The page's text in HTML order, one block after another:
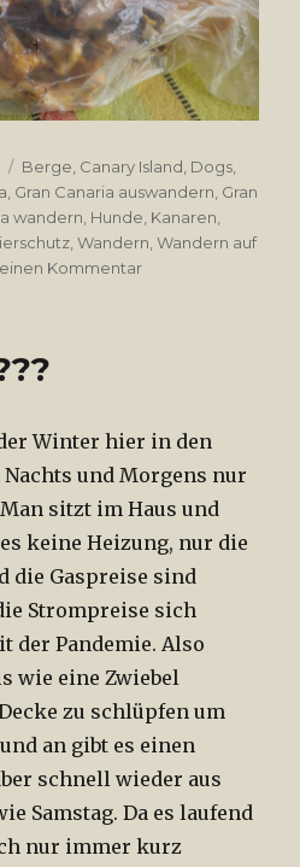
Tags
Berge Canary Island Dogs
Gran Canaria auswandern Gran
wandern Hunde Kanaren
,Wandern ,Wandern auf
Kommentar
Winter hier in den
und Morgens nur
Man sitzt im Haus und
keine Heizung, nur die
die Gaspreise sind
Strompreise sich
der Pandemie. Also
wie eine Zwiebel
zu schlüpfen um
an gibt es einen
schnell wieder aus
Samstag. Da es laufend
nur immer kurz